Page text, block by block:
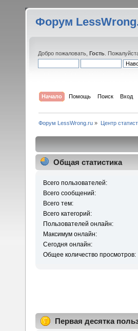
Форум
Добро пожаловать, Гость .
Начало Помощь Поиск Вход
Форум LessWrong.ru » Центр
Общая статистика
Всего пользователей:
Всего сообщений:
Всего тем:
Всего категорий:
Пользователей онлайн:
Максимум онлайн:
Сегодня онлайн:
Общее количество просмотров:
Первая десятка